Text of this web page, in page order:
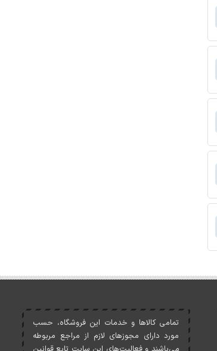
تمامی کالاها و خدمات اين فروشگاه، حسب
مورد دارای مجوزهای لازم از مراجع مربوطه